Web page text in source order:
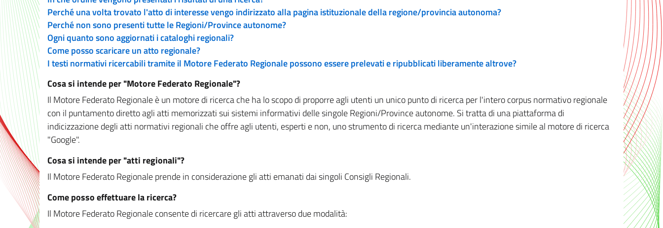
Perché una volta trovato l'atto di interesse vengo indirizzato alla pagina istituzionale della regione/provincia autonoma?
Perché non sono presenti tutte le Regioni/Province autonome?
Ogni quanto sono aggiornati i cataloghi regionali?
Come posso scaricare un atto regionale?
I testi normativi ricercabili tramite il Motore Federato Regionale possono essere prelevati e ripubblicati liberamente altrove?
Cosa si intende per "Motore Federato Regionale"?
Il Motore Federato Regionale è un motore di ricerca che ha lo scopo di proporre agli utenti un unico punto di ricerca per l'intero corpus normativo regionale
con il puntamento diretto agli atti memorizzati sui sistemi informativi delle singole Regioni/Province autonome. Si tratta di una piattaforma di
indicizzazione degli atti normativi regionali che offre agli utenti, esperti e non, uno strumento di ricerca mediante un'interazione simile al motore di ricerca
"Google".
Cosa si intende per "atti regionali"?
Il Motore Federato Regionale prende in considerazione gli atti emanati dai singoli Consigli Regionali.
Come posso effettuare la ricerca?
Il Motore Federato Regionale consente di ricercare gli atti attraverso due modalità: